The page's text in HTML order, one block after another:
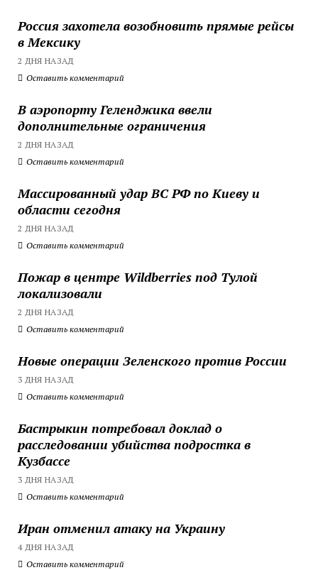
Россия захотела возобновить прямые рейсы
в Мексику
2 ДНЯ НАЗАД
Оставить комментарий
В аэропорту Геленджика ввели
дополнительные ограничения
2 ДНЯ НАЗАД
Оставить комментарий
Массированный удар ВС РФ по Киеву и
области сегодня
2 ДНЯ НАЗАД
Оставить комментарий
Пожар в центре Wildberries под Тулой
локализовали
2 ДНЯ НАЗАД
Оставить комментарий
Новые операции Зеленского против России
3 ДНЯ НАЗАД
Оставить комментарий
Бастрыкин потребовал доклад о
расследовании убийства подростка в
Кузбассе
3 ДНЯ НАЗАД
Оставить комментарий
Иран отменил атаку на Украину
4 ДНЯ НАЗАД
Оставить комментарий